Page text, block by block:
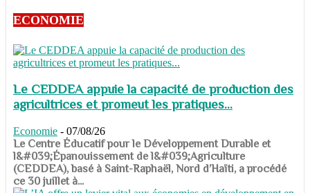
ECONOMIE
Le CEDDEA appuie la capacité de production des
agricultrices et promeut les pratiques...
Economie - 07/08/26
​​​​​​​Le Centre Éducatif pour le Développement Durable et
l&#039;Épanouissement de l&#039;Agriculture
(CEDDEA), basé à Saint-Raphaël, Nord d’Haïti, a procédé
ce 30 juillet à...